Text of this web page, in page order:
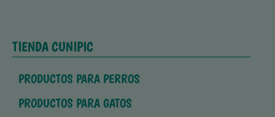
TIENDA CUNIPIC
PRODUCTOS PARA PERROS
PRODUCTOS PARA GATOS